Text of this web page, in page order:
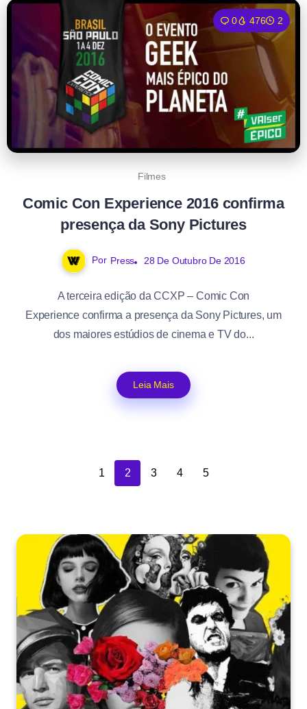
0 476 2
Filmes
Comic Con Experience 2016 confirma
presença da Sony Pictures
Por Press 28 De Outubro De 2016
A terceira edição da CCXP – Comic Con
Experience confirma a presença da Sony Pictures, um
dos maiores estúdios de cinema e TV do...
Leia Mais
1 2 3 4 5